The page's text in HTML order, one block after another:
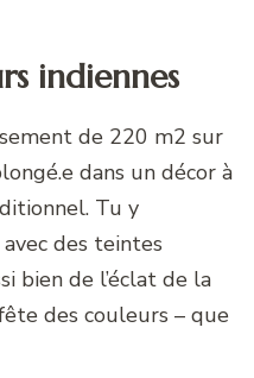
indiennes
de 220 m2 sur
dans un décor à
Tu y
des teintes
bien de l’éclat de la
des couleurs – que